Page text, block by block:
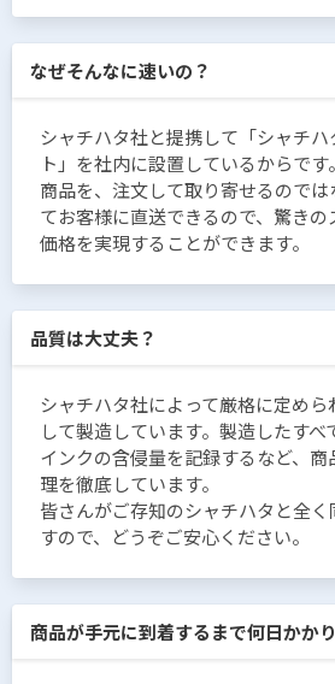
なぜそんなに速いの？
シャチハタ社と提携して「シャチ
ト」を社内に設置しているからです。
商品を、注文して取り寄せるので
てお客様に直送できるので、驚きの
価格を実現することができます。
品質は大丈夫？
シャチハタ社によって厳格に定め
して製造しています。製造したすべ
インクの含侵量を記録するなど、商
理を徹底しています。
皆さんがご存知のシャチハタと全
すので、どうぞご安心ください。
商品が手元に到着するまで何日かか